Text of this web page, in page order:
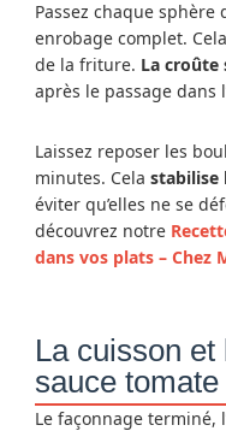
Passez chaque
enrobage complet.
de la friture. La croûte
après le passage dans
Laissez reposer les
minutes. Cela stabilise
éviter qu’elles ne se
découvrez notre
dans vos plats – Chez
La cuisson et
sauce
Le façonnage terminé,